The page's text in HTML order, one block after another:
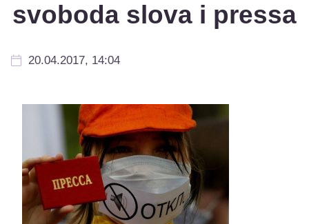
svoboda slova i pressa
20.04.2017, 14:04